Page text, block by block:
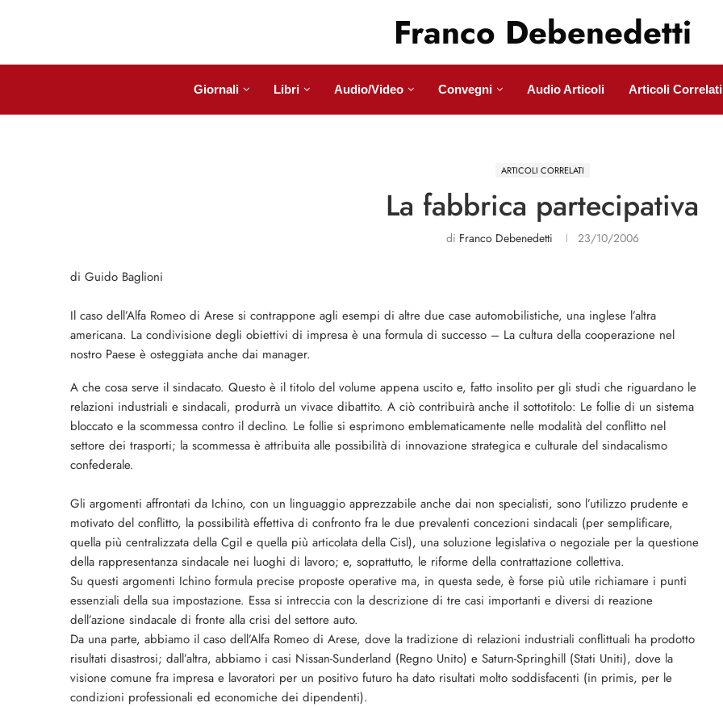
Franco Debenedetti
Giornali Libri Audio/Video Convegni Audio Articoli Articoli Correlati
ARTICOLI CORRELATI
La fabbrica partecipativa
di Franco Debenedetti 23/10/2006
di Guido Baglioni
Il caso dell’Alfa Romeo di Arese si contrappone agli esempi di altre due case automobilistiche, una inglese l’altra
americana. La condivisione degli obiettivi di impresa è una formula di successo – La cultura della cooperazione nel
nostro Paese è osteggiata anche dai manager.
A che cosa serve il sindacato. Questo è il titolo del volume appena uscito e, fatto insolito per gli studi che riguardano le
relazioni industriali e sindacali, produrrà un vivace dibattito. A ciò contribuirà anche il sottotitolo: Le follie di un sistema
bloccato e la scommessa contro il declino. Le follie si esprimono emblematicamente nelle modalità del conflitto nel
settore dei trasporti; la scommessa è attribuita alle possibilità di innovazione strategica e culturale del sindacalismo
confederale.
Gli argomenti affrontati da Ichino, con un linguaggio apprezzabile anche dai non specialisti, sono l’utilizzo prudente e
motivato del conflitto, la possibilità effettiva di confronto fra le due prevalenti concezioni sindacali (per semplificare,
quella più centralizzata della Cgil e quella più articolata della Cisl), una soluzione legislativa o negoziale per la questione
della rappresentanza sindacale nei luoghi di lavoro; e, soprattutto, le riforme della contrattazione collettiva.
Su questi argomenti Ichino formula precise proposte operative ma, in questa sede, è forse più utile richiamare i punti
essenziali della sua impostazione. Essa si intreccia con la descrizione di tre casi importanti e diversi di reazione
dell’azione sindacale di fronte alla crisi del settore auto.
Da una parte, abbiamo il caso dell’Alfa Romeo di Arese, dove la tradizione di relazioni industriali conflittuali ha prodotto
risultati disastrosi; dall’altra, abbiamo i casi Nissan-Sunderland (Regno Unito) e Saturn-Springhill (Stati Uniti), dove la
visione comune fra impresa e lavoratori per un positivo futuro ha dato risultati molto soddisfacenti (in primis, per le
condizioni professionali ed economiche dei dipendenti).